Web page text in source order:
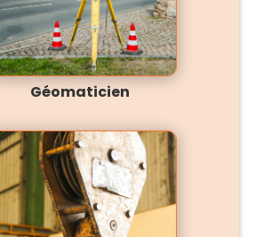
Géomaticien